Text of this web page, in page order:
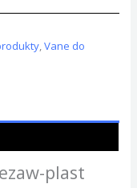
,Vane do
plast